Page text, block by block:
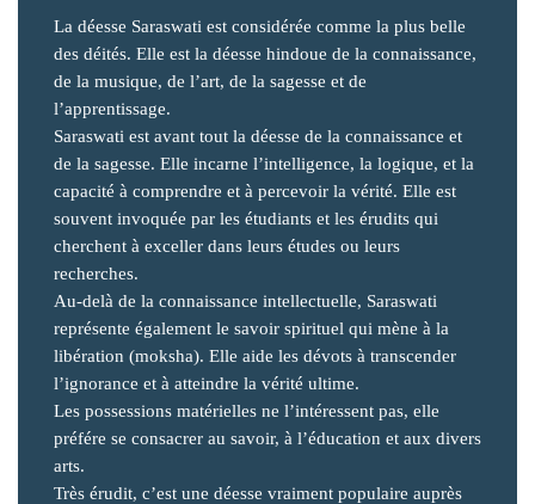
La déesse Saraswati est considérée comme la plus belle
des déités. Elle est la déesse hindoue de la connaissance,
de la musique, de l’art, de la sagesse et de
l’apprentissage.
Saraswati est avant tout la déesse de la connaissance et
de la sagesse. Elle incarne l’intelligence, la logique, et la
capacité à comprendre et à percevoir la vérité. Elle est
souvent invoquée par les étudiants et les érudits qui
cherchent à exceller dans leurs études ou leurs
recherches.
Au-delà de la connaissance intellectuelle, Saraswati
représente également le savoir spirituel qui mène à la
libération (moksha). Elle aide les dévots à transcender
l’ignorance et à atteindre la vérité ultime.
Les possessions matérielles ne l’intéressent pas, elle
préfére se consacrer au savoir, à l’éducation et aux divers
arts.
Très érudit, c’est une déesse vraiment populaire auprès